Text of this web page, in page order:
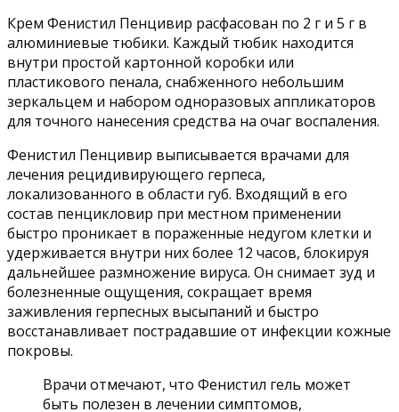
Крем Фенистил Пенцивир расфасован по 2 г и 5 г в
алюминиевые тюбики. Каждый тюбик находится
внутри простой картонной коробки или
пластикового пенала, снабженного небольшим
зеркальцем и набором одноразовых аппликаторов
для точного нанесения средства на очаг воспаления.
Фенистил Пенцивир выписывается врачами для
лечения рецидивирующего герпеса,
локализованного в области губ. Входящий в его
состав пенцикловир при местном применении
быстро проникает в пораженные недугом клетки и
удерживается внутри них более 12 часов, блокируя
дальнейшее размножение вируса. Он снимает зуд и
болезненные ощущения, сокращает время
заживления герпесных высыпаний и быстро
восстанавливает пострадавшие от инфекции кожные
покровы.
Врачи отмечают, что Фенистил гель может
быть полезен в лечении симптомов,